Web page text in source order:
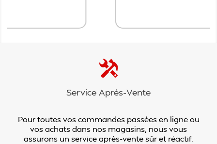
Service Après-Vente
Pour toutes vos commandes passées en ligne ou
vos achats dans nos magasins, nous vous
assurons un service après-vente sûr et réactif.